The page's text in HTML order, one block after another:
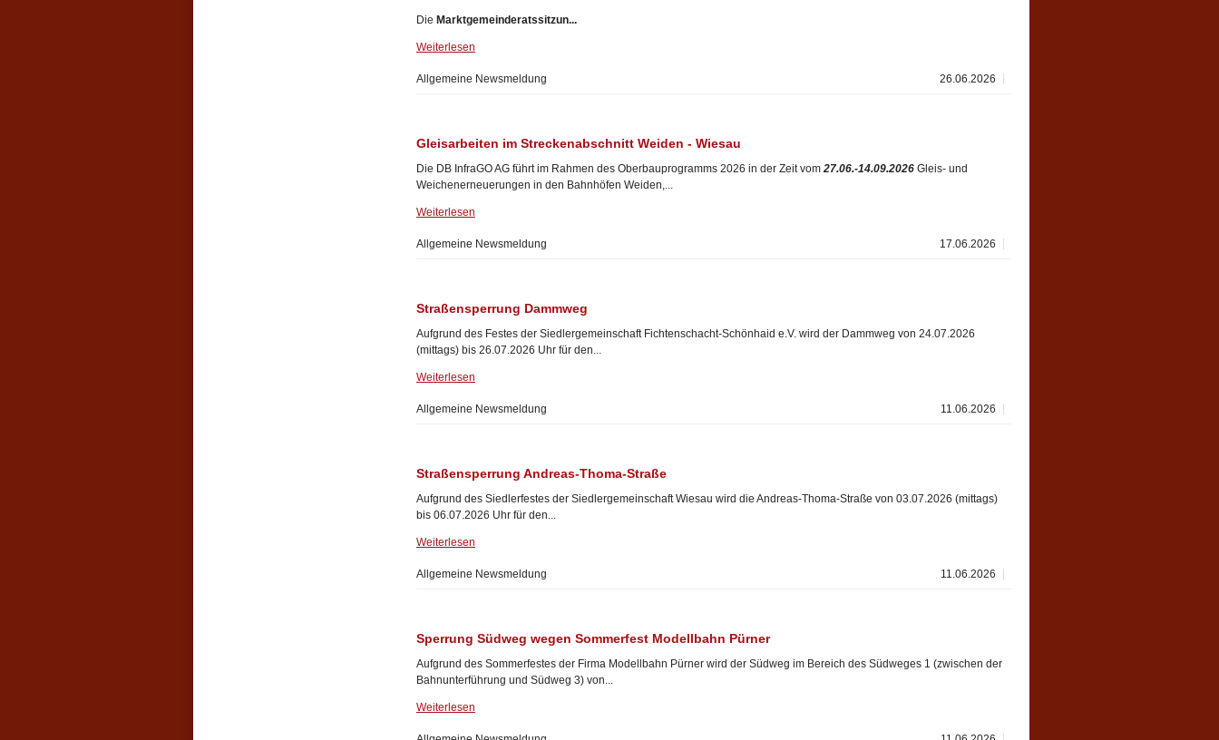
Die Marktgemeinderatssitzun...
Weiterlesen
26.06.2026
Allgemeine Newsmeldung
Gleisarbeiten im Streckenabschnitt Weiden - Wiesau
Die DB InfraGO AG führt im Rahmen des Oberbauprogramms 2026 in der Zeit vom 27.06.-14.09.2026 Gleis- und
Weichenerneuerungen in den Bahnhöfen Weiden,...
Weiterlesen
17.06.2026
Allgemeine Newsmeldung
Straßensperrung Dammweg
Aufgrund des Festes der Siedlergemeinschaft Fichtenschacht-Schönhaid e.V. wird der Dammweg von 24.07.2026
(mittags) bis 26.07.2026 Uhr für den...
Weiterlesen
11.06.2026
Allgemeine Newsmeldung
Straßensperrung Andreas-Thoma-Straße
Aufgrund des Siedlerfestes der Siedlergemeinschaft Wiesau wird die Andreas-Thoma-Straße von 03.07.2026 (mittags)
bis 06.07.2026 Uhr für den...
Weiterlesen
11.06.2026
Allgemeine Newsmeldung
Sperrung Südweg wegen Sommerfest Modellbahn Pürner
Aufgrund des Sommerfestes der Firma Modellbahn Pürner wird der Südweg im Bereich des Südweges 1 (zwischen der
Bahnunterführung und Südweg 3) von...
Weiterlesen